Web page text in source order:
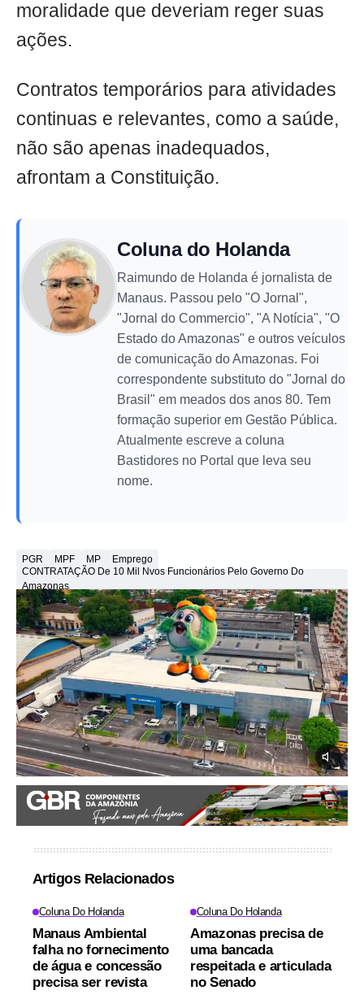
moralidade que deveriam reger suas
ações.
Contratos temporários para atividades
continuas e relevantes, como a saúde,
não são apenas inadequados,
afrontam a Constituição.
Coluna do Holanda
Raimundo de Holanda é jornalista de
Manaus. Passou pelo "O Jornal",
"Jornal do Commercio", "A Notícia", "O
Estado do Amazonas" e outros veículos
de comunicação do Amazonas. Foi
correspondente substituto do "Jornal do
Brasil" em meados dos anos 80. Tem
formação superior em Gestão Pública.
Atualmente escreve a coluna
Bastidores no Portal que leva seu
nome.
PGR MPF MP
Emprego
CONTRATAÇÃO De 10 Mil Nvos Funcionários Pelo Governo Do
Amazonas
Artigos Relacionados
Coluna Do Holanda
Manaus Ambiental
falha no fornecimento
de água e concessão
precisa ser revista
Coluna Do Holanda
Amazonas precisa de
uma bancada
respeitada e articulada
no Senado